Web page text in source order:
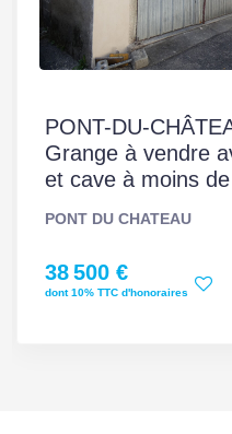
Valeur
consommation
énergie primaire
Valeur
consommation
énergie finale
Gaz Effet de Serre
Valeur Gaz Effet de
serre
PONT-DU-
Grange à vendre
et cave à moins
PONT DU CHATEAU
38 500 €
dont 10% TTC d'honoraires